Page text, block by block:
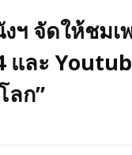
จัดให้ชมเ
และ
ลก”